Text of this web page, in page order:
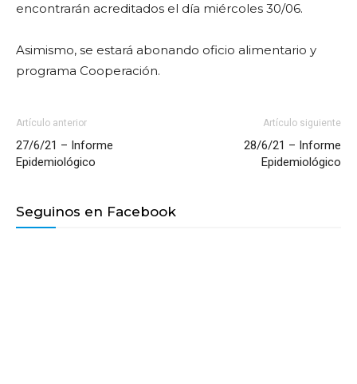
encontrarán acreditados el día miércoles 30/06.
Asimismo, se estará abonando oficio alimentario y
programa Cooperación.
Artículo anterior
27/6/21 – Informe
Epidemiológico
Artículo siguiente
28/6/21 – Informe
Epidemiológico
Seguinos en Facebook